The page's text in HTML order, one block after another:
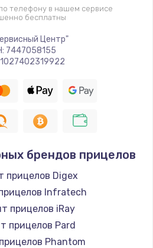
телефону в нашем сервисе
бесплатны
Центр"
7447058155
брендов прицелов
прицелов Digex
Infratech
прицелов iRay
прицелов Pard
Phantom